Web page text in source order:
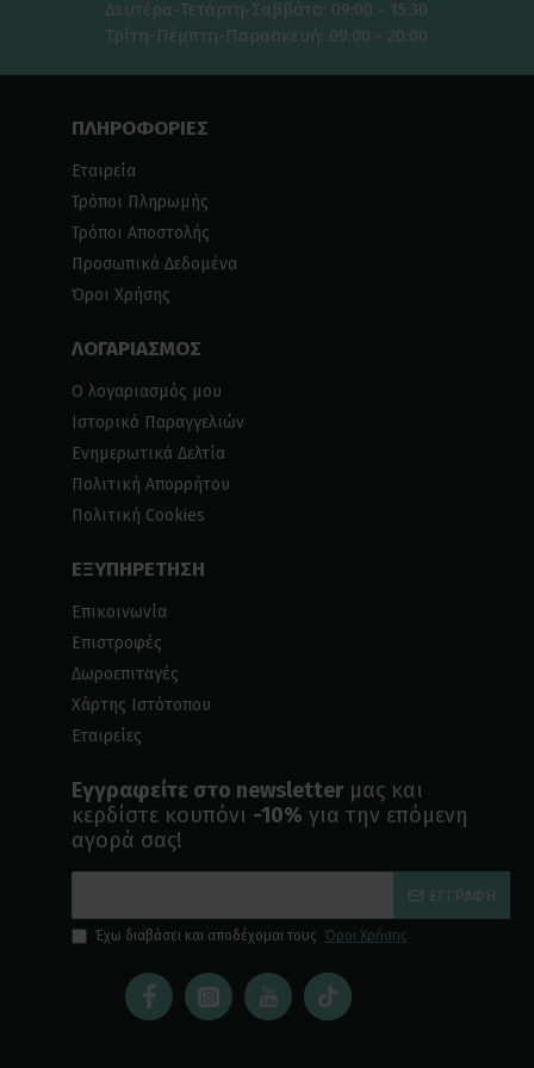
Δευτέρα-Τετάρτη-Σαββάτο: 09:00 - 15:30
Τρίτη-Πέμπτη-Παρασκευή: 09:00 - 20:00
ΠΛΗΡΟΦΟΡΙΕΣ
Εταιρεία
Τρόποι Πληρωμής
Τρόποι Αποστολής
Προσωπικά Δεδομένα
Όροι Χρήσης
ΛΟΓΑΡΙΑΣΜΟΣ
Ο λογαριασμός μου
Ιστορικό Παραγγελιών
Ενημερωτικά Δελτία
Πολιτική Απορρήτου
Πολιτική Cookies
ΕΞΥΠΗΡΕΤΗΣΗ
Επικοινωνία
Επιστροφές
Δωροεπιταγές
Χάρτης Ιστότοπου
Εταιρείες
Εγγραφείτε στο newsletter μας και
κερδίστε κουπόνι -10% για την επόμενη
αγορά σας!
ΕΓΓΡΑΦΉ
Έχω διαβάσει και αποδέχομαι τους Όροι Χρήσης